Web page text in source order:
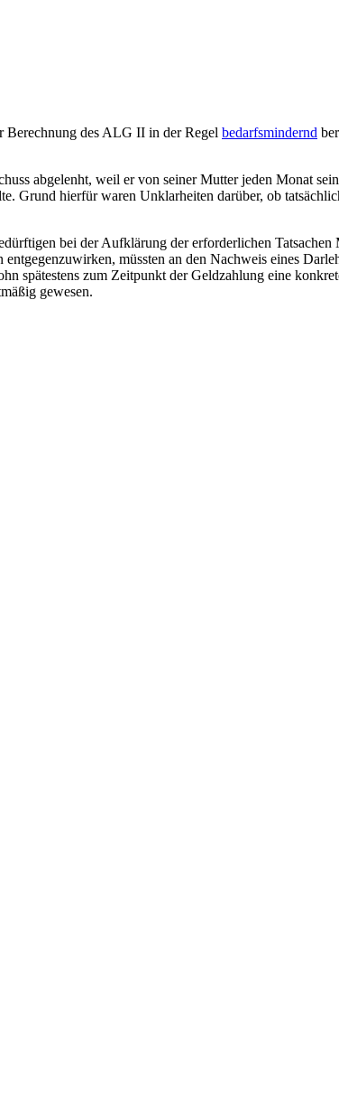
Berechnung des ALG II in der Regel bedarfsmindernd
abgelenht, weil er von seiner Mutter jeden Monat
Grund hierfür waren Unklarheiten darüber, ob
bei der Aufklärung der erforderlichen
müssten an den Nachweis eines
spätestens zum Zeitpunkt der Geldzahlung eine
gewesen.